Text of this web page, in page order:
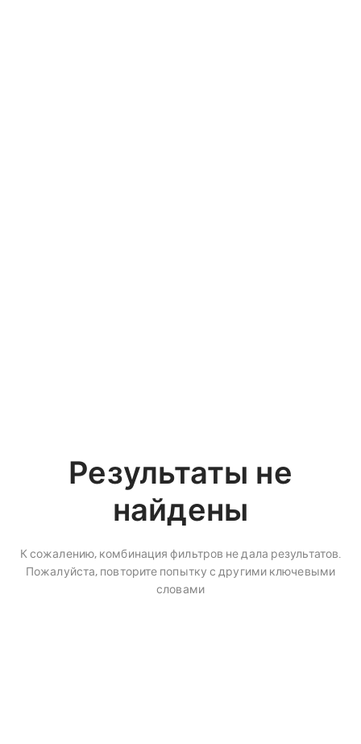
Результаты не
найдены
К сожалению, комбинация фильтров не дала результатов.
Пожалуйста, повторите попытку с другими ключевыми
словами